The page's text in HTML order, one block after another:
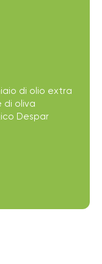
di olio extra
di oliva
Despar